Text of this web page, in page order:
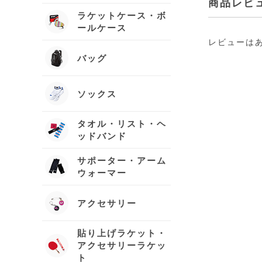
商品レビ
レビューは
ラケットケース・ボ
ールケース
バッグ
ソックス
タオル・リスト・ヘ
ッドバンド
サポーター・アーム
ウォーマー
アクセサリー
貼り上げラケット・
アクセサリーラケッ
ト